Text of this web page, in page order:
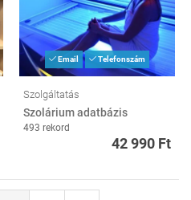
Email Telefonszám
Szolgáltatás
Szolárium adatbázis
493 rekord
42 990 Ft